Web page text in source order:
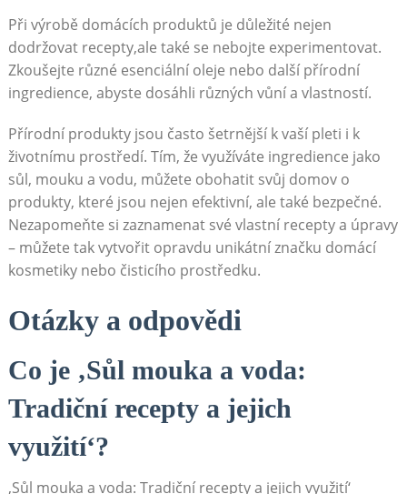
Při výrobě domácích produktů je důležité nejen
dodržovat recepty,ale také se nebojte experimentovat.
Zkoušejte různé esenciální oleje nebo další přírodní
ingredience, abyste dosáhli různých vůní a vlastností.
Přírodní produkty jsou často šetrnější k vaší pleti i k
životnímu prostředí. Tím, že využíváte ingredience jako
sůl, mouku a vodu, můžete obohatit svůj domov o
produkty, které jsou nejen efektivní, ale také bezpečné.
Nezapomeňte si zaznamenat své vlastní recepty a úpravy
– můžete tak vytvořit opravdu unikátní značku domácí
kosmetiky nebo čisticího prostředku.
Otázky a odpovědi
Co je ‚Sůl mouka a voda:
Tradiční recepty a jejich
využití‘?
‚Sůl mouka a voda: Tradiční recepty a jejich využití‘